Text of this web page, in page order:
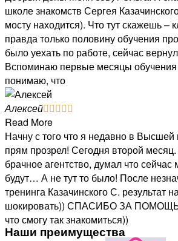
школе знакомств Сергея
мосту находится). Что тут скажешь –
правда только половину обучения
было уехать по работе, сейчас
Вспоминаю первые месяцы обучения
понимаю, что
Алексей    
Read More
Начну с того что я недавно в
прям прозрел! Сегодня второй
брачное агентство, думал что сейчас
будут… А не тут то было! После
тренинга Казачинского С. результат
шокировать)) СПАСИБО ЗА
что смогу так знакомиться))
Наши преимущества